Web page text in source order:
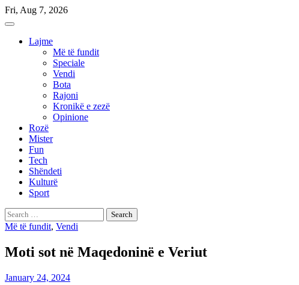
Skip
to
Fri, Aug 7, 2026
Lajme
Më të fundit
Speciale
Vendi
Bota
Rajoni
Kronikë e zezë
Opinione
Rozë
Mister
Fun
Tech
Shëndeti
Kulturë
Sport
Search
for:
Më të fundit, Vendi
Moti sot në Maqedoninë e Veriut
January 24, 2024